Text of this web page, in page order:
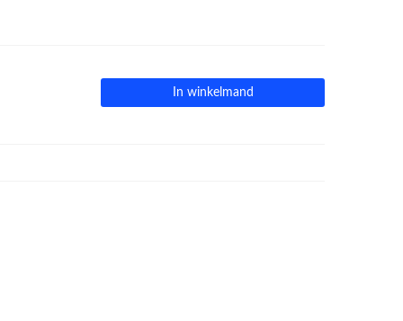
In winkelmand